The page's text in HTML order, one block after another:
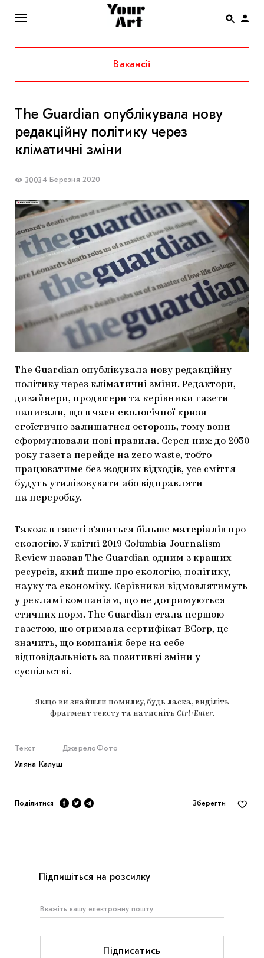
ENG
НОВИНИ
АФІША
ІНТЕРВ’Ю
СПЕЦПРОЄКТИ
THE UKRAINIAN PAVILION AT VENICE BIENNALE
2022
МАРІУПОЛЬСЬКІ МАРГІНАЛІЇ
ДОСЛІДНИЦЬКА ПЛАТФОРМА
ЗАПАЛЕННЯ
CARPATHIAN CULT ПРО РІЗДВЯНІ СВЯТА
Вакансії
The Guardian опублікувала нову
редакційну політику через
кліматичні зміни
30034 Березня 2020
The Guardian опублікувала нову редакційну
політику через кліматичні зміни. Редактори,
дизайнери, продюсери та керівники газети
написали, що в часи екологічної кризи
егоїстично залишатися осторонь, тому вони
сформулювали нові правила. Серед них: до 2030
року газета перейде на zero waste, тобто
працюватиме без жодних відходів, усе сміття
будуть утилізовувати або відправляти
на переробку.
Також в газеті з’явиться більше матеріалів про
екологію. У квітні 2019 Columbia Journalism
Review назвав The Guardian одним з кращих
ресурсів, який пише про екологію, політику,
науку та економіку. Керівники відмовлятимуть
у рекламі компаніям, що не дотримуються
етичних норм. The Guardian стала першою
газетою, що отримала сертифікат BCorp, це
значить, що компанія бере на себе
відповідальність за позитивні зміни у
суспільстві.
Якщо ви знайшли помилку, будь ласка, виділіть
фрагмент тексту та натисніть Ctrl+Enter.
Текст
Уляна Калуш
Джерело Фото
Поділитися Зберегти
Підпишіться на розсилку
Підписатись